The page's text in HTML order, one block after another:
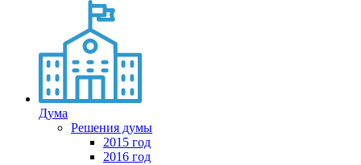
Дума
Решения думы
2015 год
2016 год